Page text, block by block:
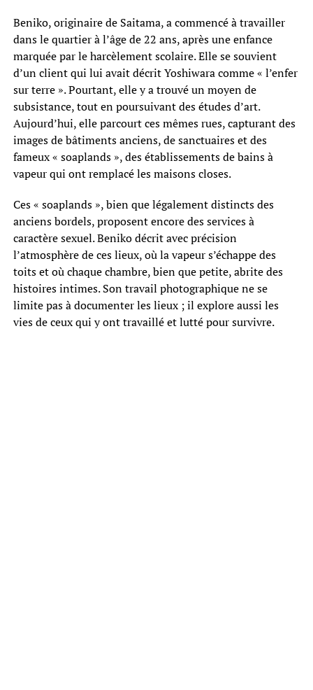
Beniko, originaire de Saitama, a commencé à travailler
dans le quartier à l’âge de 22 ans, après une enfance
marquée par le harcèlement scolaire. Elle se souvient
d’un client qui lui avait décrit Yoshiwara comme « l’enfer
sur terre ». Pourtant, elle y a trouvé un moyen de
subsistance, tout en poursuivant des études d’art.
Aujourd’hui, elle parcourt ces mêmes rues, capturant des
images de bâtiments anciens, de sanctuaires et des
fameux « soaplands », des établissements de bains à
vapeur qui ont remplacé les maisons closes.
Ces « soaplands », bien que légalement distincts des
anciens bordels, proposent encore des services à
caractère sexuel. Beniko décrit avec précision
l’atmosphère de ces lieux, où la vapeur s’échappe des
toits et où chaque chambre, bien que petite, abrite des
histoires intimes. Son travail photographique ne se
limite pas à documenter les lieux ; il explore aussi les
vies de ceux qui y ont travaillé et lutté pour survivre.